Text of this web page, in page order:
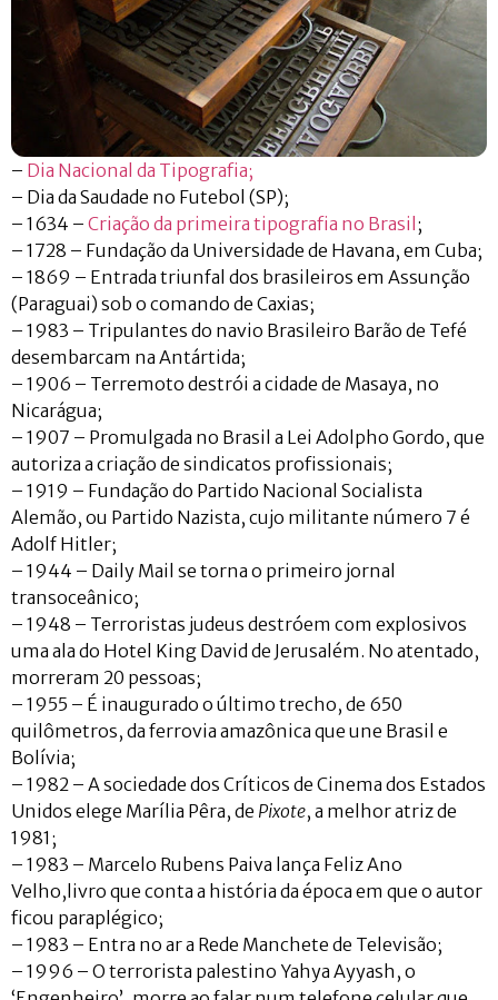
– Dia Nacional da Tipografia;
– Dia da Saudade no Futebol (SP);
– 1634 – Criação da primeira tipografia no Brasil ;
– 1728 – Fundação da Universidade de Havana, em Cuba;
– 1869 – Entrada triunfal dos brasileiros em Assunção
(Paraguai) sob o comando de Caxias;
– 1983 – Tripulantes do navio Brasileiro Barão de Tefé
desembarcam na Antártida;
– 1906 – Terremoto destrói a cidade de Masaya, no
Nicarágua;
– 1907 – Promulgada no Brasil a Lei Adolpho Gordo, que
autoriza a criação de sindicatos profissionais;
– 1919 – Fundação do Partido Nacional Socialista
Alemão, ou Partido Nazista, cujo militante número 7 é
Adolf Hitler;
– 1944 – Daily Mail se torna o primeiro jornal
transoceânico;
– 1948 – Terroristas judeus destróem com explosivos
uma ala do Hotel King David de Jerusalém. No atentado,
morreram 20 pessoas;
– 1955 – É inaugurado o último trecho, de 650
quilômetros, da ferrovia amazônica que une Brasil e
Bolívia;
– 1982 – A sociedade dos Críticos de Cinema dos Estados
Unidos elege Marília Pêra, de Pixote, a melhor atriz de
1981;
– 1983 – Marcelo Rubens Paiva lança Feliz Ano
Velho,livro que conta a história da época em que o autor
ficou paraplégico;
– 1983 – Entra no ar a Rede Manchete de Televisão;
– 1996 – O terrorista palestino Yahya Ayyash, o